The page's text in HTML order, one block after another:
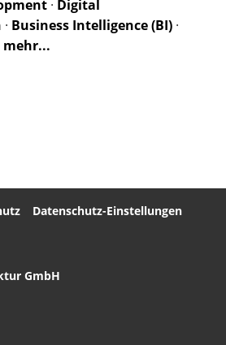
· Digital
· Business Intelligence (BI) ·
mehr...
Datenschutz-Einstellungen
GmbH